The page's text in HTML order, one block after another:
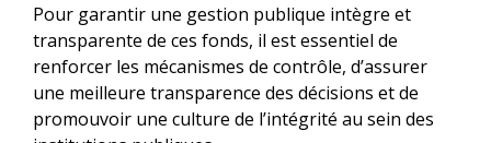
Pour garantir une gestion publique intègre et
transparente de ces fonds, il est essentiel de
renforcer les mécanismes de contrôle, d’assurer
une meilleure transparence des décisions et de
promouvoir une culture de l’intégrité au sein des